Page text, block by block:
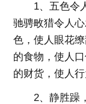
1、五色令人
驰骋畋猎令人
色，使人眼花
的食物，使人
的财货，使人行
2、静胜躁，